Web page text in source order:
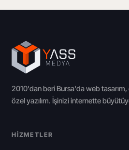
2010'dan beri Bursa'da web
özel yazılım. İşinizi internette
HIZMETLER